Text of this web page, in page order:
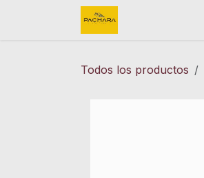
Todos los productos